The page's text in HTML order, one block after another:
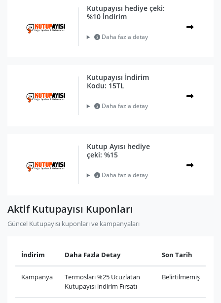
Kutupayısı hediye çeki:
%10 İndirim
Daha fazla detay
Kutupayısı İndirim
Kodu: 15TL
Daha fazla detay
Kutup Ayısı hediye
çeki: %15
Daha fazla detay
Aktif Kutupayısı Kuponları
Güncel Kutupayısı kuponları ve kampanyaları
İndirim Daha Fazla Detay Son Tarih
Kampanya
Termosları %25 Ucuzlatan
Kutupayısı indirim Fırsatı
Belirtilmemiş